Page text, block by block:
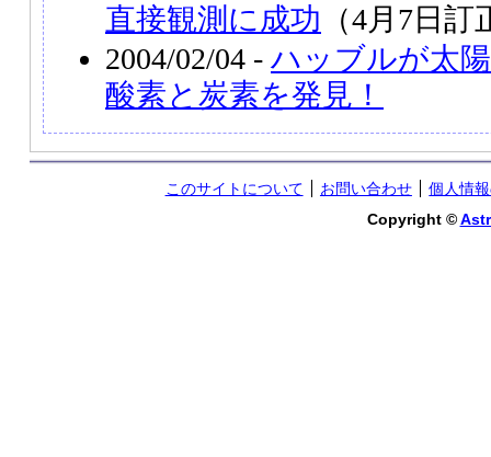
直接観測に成功 （4月7日訂
2004/02/04 - ハッブルが太
酸素と炭素を発見！
このサイトについて お問い合わせ
個人情
Copyright ©